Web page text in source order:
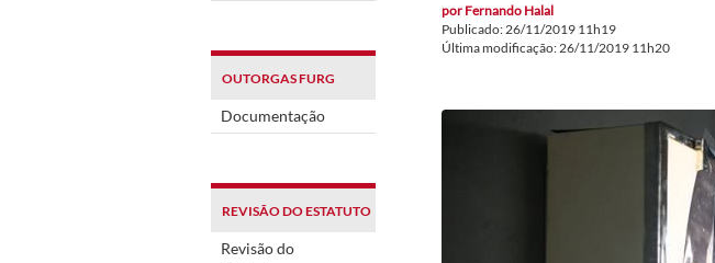
OUTORGAS FURG
Documentação
REVISÃO DO ESTATUTO
Revisão do
por Fernando Halal
Publicado: 26/11/2019 11h19
Última modificação: 26/11/2019 11h20